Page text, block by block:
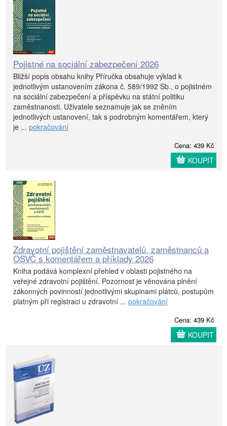
Pojistné na sociální zabezpečení 2026
Bližší popis obsahu knihy Příručka obsahuje výklad k
jednotlivým ustanovením zákona č. 589/1992 Sb., o pojistném
na sociální zabezpečení a příspěvku na státní politiku
zaměstnanosti. Uživatele seznamuje jak se zněním
jednotlivých ustanovení, tak s podrobným komentářem, který
je ... pokračování
Cena: 439 Kč
KOUPIT
Zdravotní pojištění zaměstnavatelů, zaměstnanců a
OSVČ s komentářem a příklady 2026
Kniha podává komplexní přehled v oblasti pojistného na
veřejné zdravotní pojištění. Pozornost je věnována plnění
zákonných povinností jednotlivými skupinami plátců, postupům
platným při registraci u zdravotní ... pokračování
Cena: 439 Kč
KOUPIT